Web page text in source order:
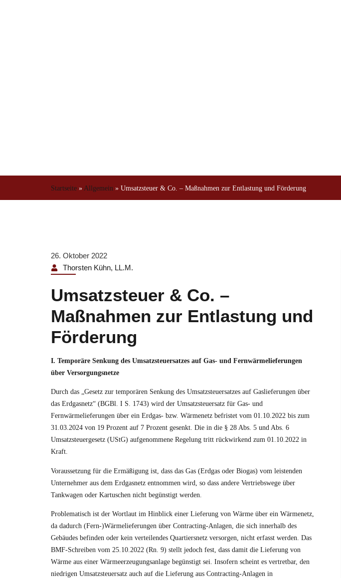
Startseite » Allgemein » Umsatzsteuer & Co. – Maßnahmen zur Entlastung und Förderung
26. Oktober 2022
Thorsten Kühn, LL.M.
Umsatzsteuer & Co. –
Maßnahmen zur Entlastung und
Förderung
I. Temporäre Senkung des Umsatzsteuersatzes auf Gas- und Fernwärmelieferungen
über Versorgungsnetze
Durch das „Gesetz zur temporären Senkung des Umsatzsteuersatzes auf Gaslieferungen über
das Erdgasnetz“ (BGBl. I S. 1743) wird der Umsatzsteuersatz für Gas- und
Fernwärmelieferungen über ein Erdgas- bzw. Wärmenetz befristet vom 01.10.2022 bis zum
31.03.2024 von 19 Prozent auf 7 Prozent gesenkt. Die in die § 28 Abs. 5 und Abs. 6
Umsatzsteuergesetz (UStG) aufgenommene Regelung tritt rückwirkend zum 01.10.2022 in
Kraft.
Voraussetzung für die Ermäßigung ist, dass das Gas (Erdgas oder Biogas) vom leistenden
Unternehmer aus dem Erdgasnetz entnommen wird, so dass andere Vertriebswege über
Tankwagen oder Kartuschen nicht begünstigt werden.
Problematisch ist der Wortlaut im Hinblick einer Lieferung von Wärme über ein Wärmenetz,
da dadurch (Fern-)Wärmelieferungen über Contracting-Anlagen, die sich innerhalb des
Gebäudes befinden oder kein verteilendes Quartiersnetz versorgen, nicht erfasst werden. Das
BMF-Schreiben vom 25.10.2022 (Rn. 9) stellt jedoch fest, dass damit die Lieferung von
Wärme aus einer Wärmeerzeugungsanlage begünstigt sei. Insofern scheint es vertretbar, den
niedrigen Umsatzsteuersatz auch auf die Lieferung aus Contracting-Anlagen in